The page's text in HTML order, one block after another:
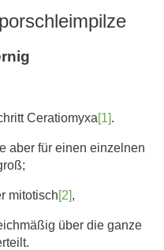
Ceratiomyxa[1].
aber für einen einzelnen
mitotisch[2],
über die ganze